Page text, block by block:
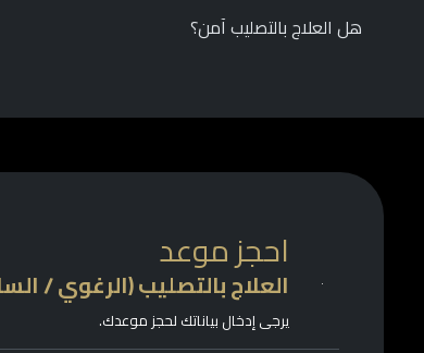
هل العلاج بالتصليب آمن؟
احجز موعد
العلاج بالتصليب (الرغوي /
يرجى إدخال بياناتك لحجز موعدك.